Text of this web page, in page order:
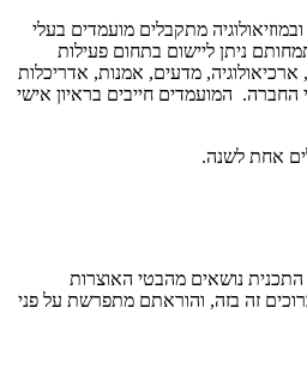
מתקבלים מועמדים בעלי
ניתן ליישום בתחום פעילות
ארכיאולוגיה, מדעים, אמנות, אדריכלות
החברה. המועמדים חייבים בראיון אישי
אחת לשנה.
נושאים מהבטי האוצרות
זה בזה, והוראתם מתפרשת על פני